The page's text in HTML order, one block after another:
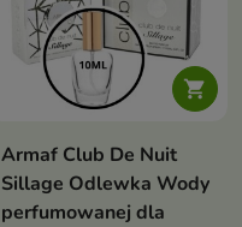

Armaf Club De Nuit
Sillage Odlewka Wody
perfumowanej dla